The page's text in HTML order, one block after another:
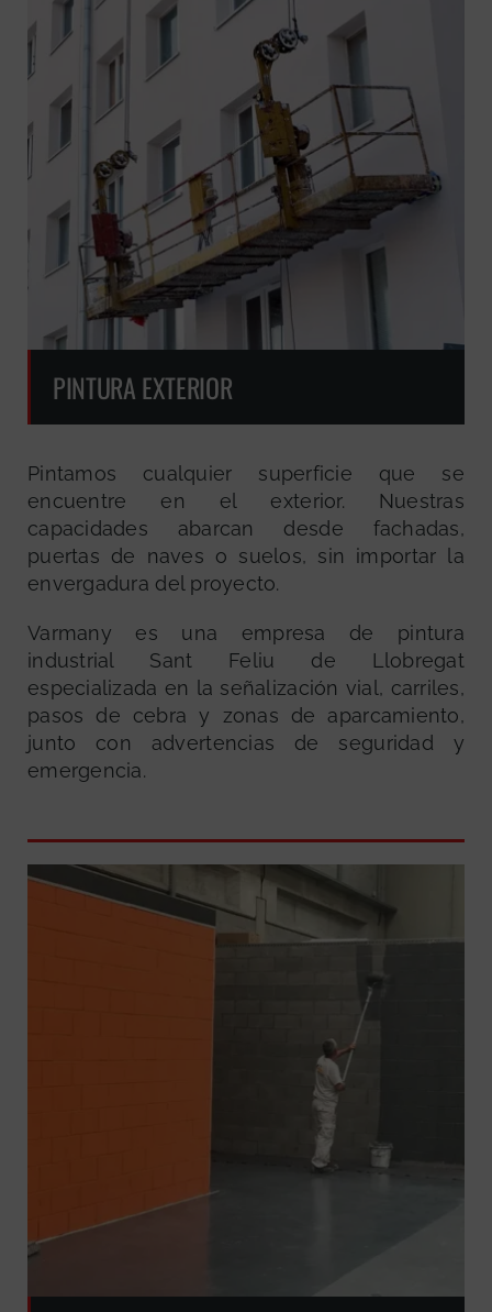
PINTURA EXTERIOR
Pintamos cualquier superficie que se
encuentre en el exterior. Nuestras
capacidades abarcan desde fachadas,
puertas de naves o suelos, sin importar la
envergadura del proyecto.
Varmany es una empresa de pintura
industrial Sant Feliu de Llobregat
especializada en la señalización vial, carriles,
pasos de cebra y zonas de aparcamiento,
junto con advertencias de seguridad y
emergencia.